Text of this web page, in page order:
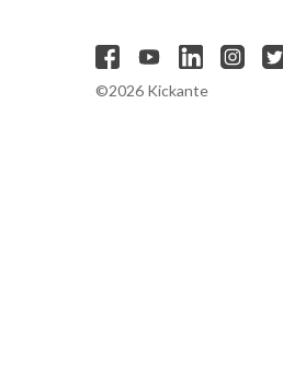
©2026 Kickante